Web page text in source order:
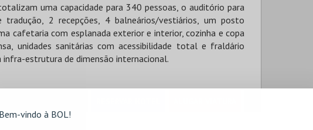
Bem-vindo à BOL!
uma capacidade para 340 pessoas, o auditório para
tradução, 2 recepções, 4 balneários/vestiários, um posto
cafetaria com esplanada exterior e interior, cozinha e copa
unidades sanitárias com acessibilidade total e fraldário
estrutura de dimensão internacional.